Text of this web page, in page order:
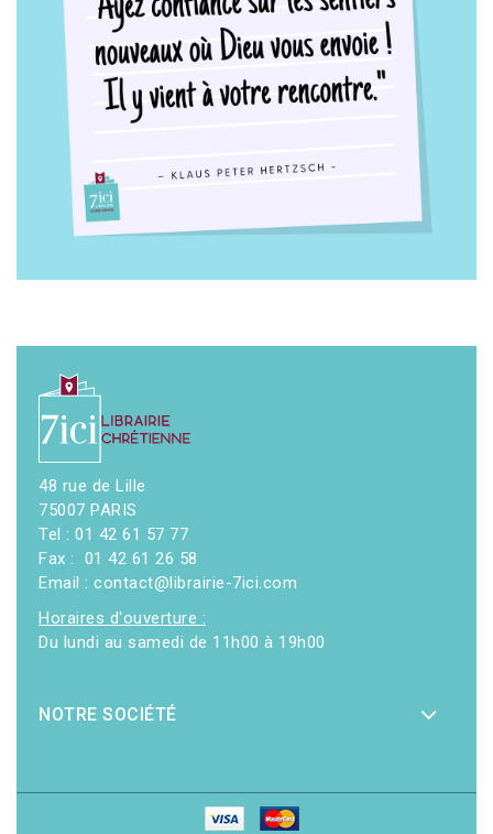
48 rue de Lille
75007 PARIS
Tel : 01 42 61 57 77
Fax : 01 42 61 26 58
Email : contact@librairie-7ici.com
Horaires d'ouverture :
Du lundi au samedi de 11h00 à 19h00
NOTRE SOCIÉTÉ